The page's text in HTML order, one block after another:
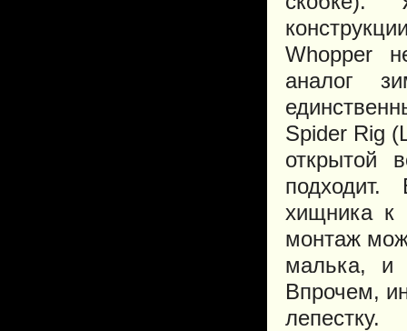
Whopper
аналог
Spider Rig
открытой
хищника к
монтаж
малька,
Впрочем,
лепестку.